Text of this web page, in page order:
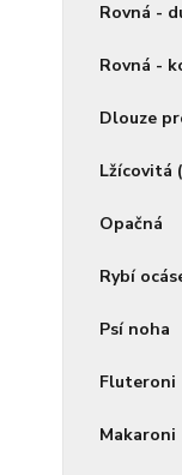
Rovná -
Rovná -
Dlouze
Lžícovitá
Opačná
Rybí
Psí noha
Fluteroni
Makaroni